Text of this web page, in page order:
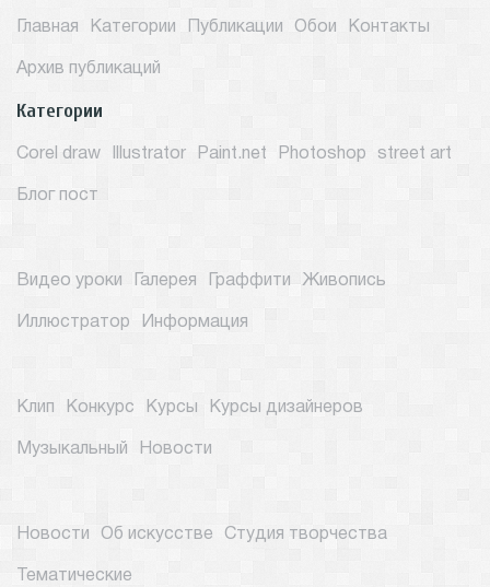
Главная Категории Публикации Обои Контакты
Архив публикаций
Категории
Corel draw Illustrator Paint.net Photoshop street art
Блог пост
Видео уроки Галерея Граффити Живопись
Иллюстратор Информация
Клип Конкурс Курсы Курсы дизайнеров
Музыкальный Новости
Новости Об искусстве Студия творчества
Тематические